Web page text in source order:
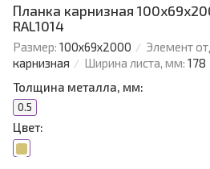
Планка карнизная
RAL1014
Размер: 100х69х2000 Элемент
карнизная
Ширина листа, мм: 178
Толщина металла, мм:
0.5
Цвет: